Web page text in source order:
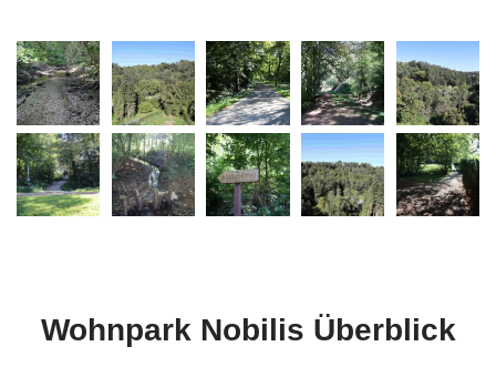
Wohnpark Nobilis Überblick